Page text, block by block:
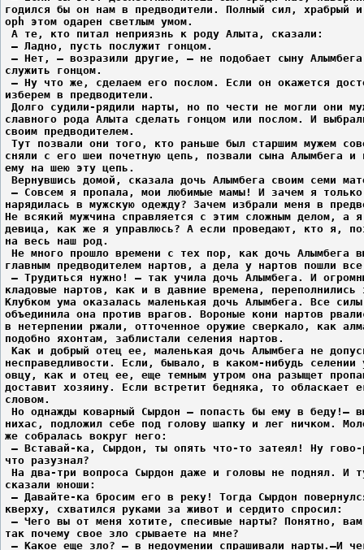
годился бы он нам в предводители. Полный сил, храбрый
oph этом одарен светлым умом.
А те, кто питал неприязнь к роду Алыта, сказали:
– Ладно, пусть послужит гонцом.
– Нет, – возразили другие, – не подобает сыну
служить гонцом.
– Ну что же, сделаем его послом. Если он окажется
изберем в предводители.
Долго судили-рядили нарты, но по чести не могли они
славного рода Алыта сделать гонцом или послом. И
своим предводителем.
Тут позвали они того, кто раньше был старшим мужем
сняли с его шеи почетную цепь, позвали сына Алымбега и
ему на шею эту цепь.
Вернувшись домой, сказала дочь Алымбега своим семи
– Совсем я пропала, мои любимые мамы! И зачем я только
нарядилась в мужскую одежду? Зачем избрали меня в
Не всякий мужчина справляется с этим сложным делом, а
девица, как же я управлюсь? А если проведают, кто я,
на весь наш род.
Не много прошло времени с тех пор, как дочь Алымбега
главным предводителем нартов, а дела у нартов пошли
– Трудиться нужно! – так учила дочь Алымбега. И
кладовые нартов, как и в давние времена, переполнились
Клубком ума оказалась маленькая дочь Алымбега. Все
объединила она против врагов. Вороные кони нартов
в нетерпении ржали, отточенное оружие сверкало, как
подобно яхонтам, заблистали селения нартов.
Как и добрый отец ее, маленькая дочь Алымбега не
несправедливости. Если, бывало, в каком-нибудь селении
овцу, как и отец ее, еще темным утром она разыщет
доставит хозяину. Если встретит бедняка, то обласкает
словом.
Но однажды коварный Сырдон – попасть бы ему в беду!–
нихас, подложил себе под голову шапку и лег ничком.
же собралась вокруг него:
– Вставай-ка, Сырдон, ты опять что-то затеял! Ну
что разузнал?
На два-три вопроса Сырдон даже и головы не поднял. И
сказали юноши:
– Давайте-ка бросим его в реку! Тогда Сырдон
кверху, схватился руками за живот и сердито спросил:
– Чего вы от меня хотите, спесивые нарты? Понятно,
так почему свое зло срываете на мне?
– Какое еще зло? – в недоумении спрашивали нарты.–И